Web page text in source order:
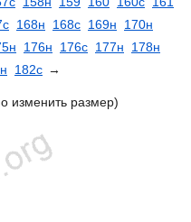
168н 168с 169н
170н
176н 176с 177н
178н
182c →
изменить размер)